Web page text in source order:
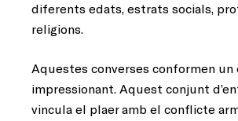
diferents edats, estrats socials,
religions.
Aquestes converses conformen un
impressionant. Aquest conjunt
vincula el plaer amb el conflicte